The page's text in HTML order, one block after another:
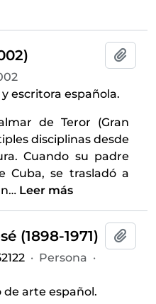
escritora española.
de Teror (Gran
disciplinas desde
Cuando su padre
Cuba, se trasladó a
… Leer más
(1898-1971)
· Persona ·
arte español.